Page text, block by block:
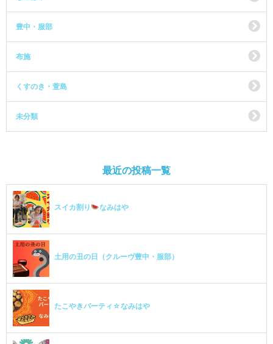
豊中・服部
布施
くすのき・萱島
未分類
最近の投稿一覧
スイカ割り なみはや
土用の丑の日（クルーヴ豊中・服部）
たこやきパーティ☆なみはや